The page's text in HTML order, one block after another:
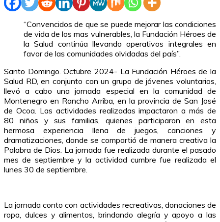
“Convencidos de que se puede mejorar las condiciones
de vida de los mas vulnerables, la Fundación Héroes de
la Salud continúa llevando operativos integrales en
favor de las comunidades olvidadas del país”.
Santo Domingo. Octubre 2024- La Fundación Héroes de la
Salud RD, en conjunto con un grupo de jóvenes voluntarios,
llevó a cabo una jornada especial en la comunidad de
Montenegro en Rancho Arriba, en la provincia de San José
de Ocoa. Las actividades realizadas impactaron a más de
80 niños y sus familias, quienes participaron en esta
hermosa experiencia llena de juegos, canciones y
dramatizaciones, donde se compartió de manera creativa la
Palabra de Dios. La jornada fue realizada durante el pasado
mes de septiembre y la actividad cumbre fue realizada el
lunes 30 de septiembre.
La jornada conto con actividades recreativas, donaciones de
ropa, dulces y alimentos, brindando alegría y apoyo a las